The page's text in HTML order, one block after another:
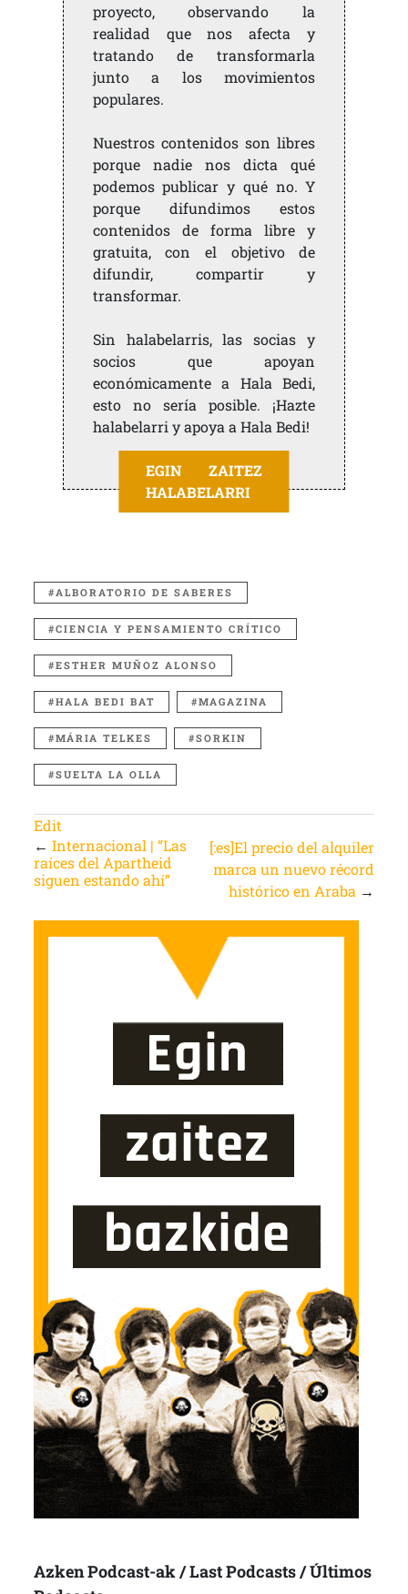
proyecto, observando la
realidad que nos afecta y
tratando de transformarla
junto a los movimientos
populares.
Nuestros contenidos son libres
porque nadie nos dicta qué
podemos publicar y qué no. Y
porque difundimos estos
contenidos de forma libre y
gratuita, con el objetivo de
difundir, compartir y
transformar.
Sin halabelarris, las socias y
socios que apoyan
económicamente a Hala Bedi,
esto no sería posible. ¡Hazte
halabelarri y apoya a Hala Bedi!
EGIN ZAITEZ
HALABELARRI
ALBORATORIO DE SABERES
CIENCIA Y PENSAMIENTO CRÍTICO
ESTHER MUÑOZ ALONSO
HALA BEDI BAT MAGAZINA
MÁRIA TELKES SORKIN
SUELTA LA OLLA
Edit
← Internacional | “Las
raíces del Apartheid
siguen estando ahí”
[:es]El precio del alquiler
marca un nuevo récord
histórico en Araba →
Azken Podcast-ak / Last Podcasts / Últimos